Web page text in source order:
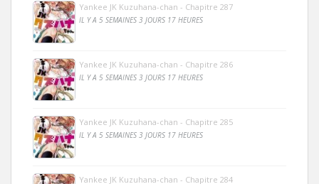
Yankee JK Kuzuhana-chan - Chapitre 287
IL Y A 5 SEMAINES 3 JOURS 17 HEURES
Yankee JK Kuzuhana-chan - Chapitre 286
IL Y A 5 SEMAINES 3 JOURS 17 HEURES
Yankee JK Kuzuhana-chan - Chapitre 285
IL Y A 5 SEMAINES 3 JOURS 17 HEURES
Yankee JK Kuzuhana-chan - Chapitre 284